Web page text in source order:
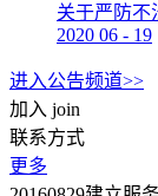
关于严防不
2020 06 - 19
进入公告频道>>
加入 join
联系方式
更多